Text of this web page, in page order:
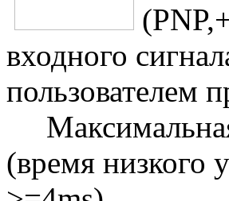
входного
пользователем
(время низкого